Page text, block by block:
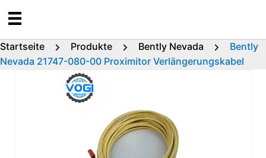
Startseite Produkte Bently Nevada
Bently
Nevada 21747-080-00 Proximitor Verlängerungskabel